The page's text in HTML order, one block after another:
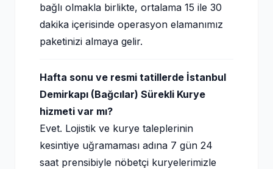
bağlı olmakla birlikte, ortalama 15 ile 30
dakika içerisinde operasyon elamanımız
paketinizi almaya gelir.
Hafta sonu ve resmi tatillerde İstanbul
Demirkapı (Bağcılar) Sürekli Kurye
hizmeti var mı?
Evet. Lojistik ve kurye taleplerinin
kesintiye uğramaması adına 7 gün 24
saat prensibiyle nöbetçi kuryelerimizle